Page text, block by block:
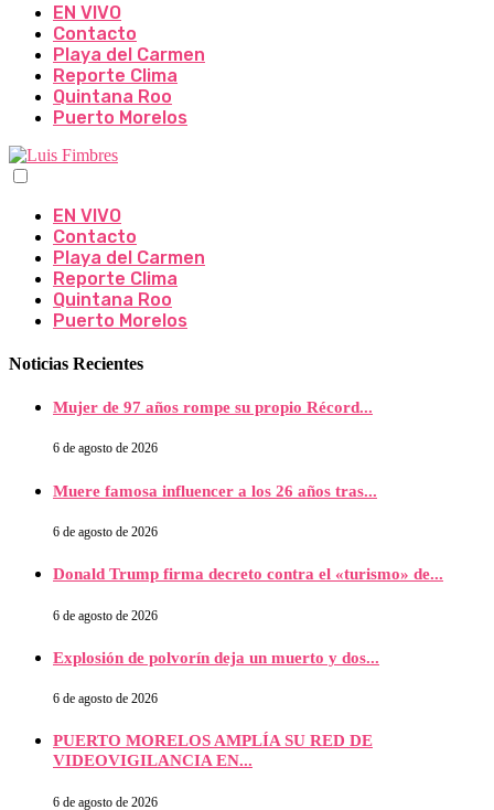
EN VIVO
Contacto
Playa del Carmen
Reporte Clima
Quintana Roo
Puerto Morelos
EN VIVO
Contacto
Playa del Carmen
Reporte Clima
Quintana Roo
Puerto Morelos
Noticias Recientes
Mujer de 97 años rompe su propio Récord...
6 de agosto de 2026
Muere famosa influencer a los 26 años tras...
6 de agosto de 2026
Donald Trump firma decreto contra el «turismo» de...
6 de agosto de 2026
Explosión de polvorín deja un muerto y dos...
6 de agosto de 2026
PUERTO MORELOS AMPLÍA SU RED DE
VIDEOVIGILANCIA EN...
6 de agosto de 2026